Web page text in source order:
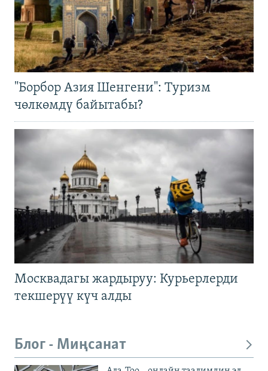
"Борбор Азия Шенгени": Туризм
чөлкөмдү байытабы?
Москвадагы жардыруу: Курьерлерди
текшерүү күч алды
Блог - Миңсанат